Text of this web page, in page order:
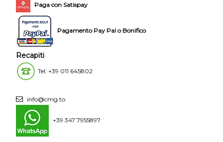
Paga con Satispay
Pagamento Pay Pal o Bonifico
Recapiti
Tel: +39 011 645802
info@cmg.to
+39 347 7955897